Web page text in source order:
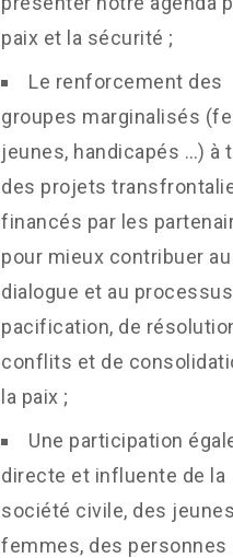
paix et la sécurité ;
Le renforcement des
groupes marginalisés
jeunes, handicapés …) à
des projets
financés par les
pour mieux contribuer au
dialogue et au
pacification, de
conflits et de
la paix ;
Une participation
directe et influente de la
société civile, des
femmes, des personnes